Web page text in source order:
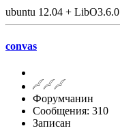
ubuntu 12.04 + LibO3.6.0
convas
Форумчанин
Сообщения: 310
Записан